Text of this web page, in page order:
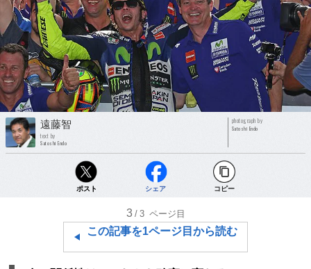
遠藤智
text by
Satoshi Endo
photograph by
Satoshi Endo
ポスト シェア コピー
3 /3 ページ目
この記事を1ページ目から読む